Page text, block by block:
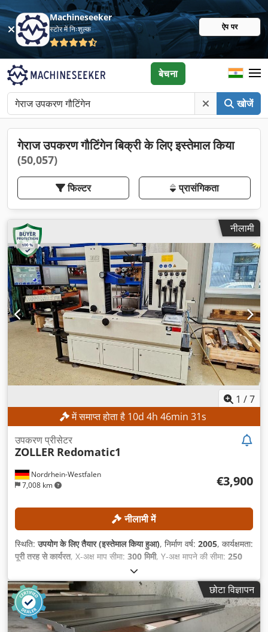
Machineseeker
स्टोर में निःशुल्क ऐप पर
खोजें
बेचना
गेराज उपकरण गौटिंगेन बिक्री के लिए इस्तेमाल किया
(50,057)
फिल्टर प्रासंगिकता
नीलामी
1 /7
में समाप्त होता है 10d 4h 46min 29s
Nordrhein-Westfalen
7,008 km
उपकरण प्रीसेटर
ZOLLER Redomatic1
€3,900
नीलामी में
स्थिति:उपयोग के लिए तैयार (इस्तेमाल किया हुआ), निर्माण वर्ष: 2005, कार्यक्षमता:
पूरी तरह से कार्यरत, X-अक्ष माप सीमा: 300 मिमी, Y-अक्ष मापने की सीमा: 250
, कुल वजन:
छोटा विज्ञापन